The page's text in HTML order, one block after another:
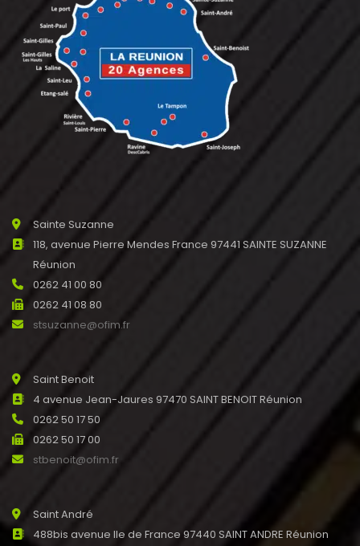
Sainte Suzanne
118, avenue Pierre Mendes France 97441 SAINTE SUZANNE
Réunion
0262 41 00 80
0262 41 08 80
stsuzanne@ofim.fr
Saint Benoit
4 avenue Jean-Jaures 97470 SAINT BENOIT Réunion
0262 50 17 50
0262 50 17 00
stbenoit@ofim.fr
Saint André
488bis avenue Ile de France 97440 SAINT ANDRE Réunion